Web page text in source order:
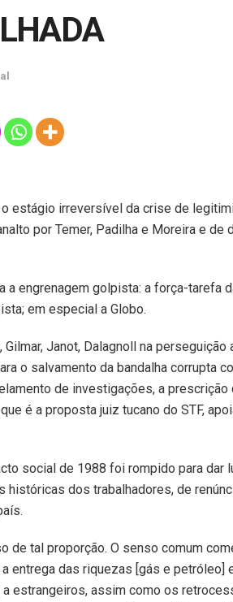
estágio irreversível da crise de
por Temer, Padilha e Moreira e de
engrenagem golpista: a força-tarefa
em especial a Globo.
Janot, Dalagnoll na perseguição
o salvamento da bandalha corrupta
de investigações, a prescrição
é a proposta juiz tucano do STF,
social de 1988 foi rompido para dar
dos trabalhadores, de
de tal proporção. O senso comum
entrega das riquezas [gás e petróleo]
estrangeiros, assim como os